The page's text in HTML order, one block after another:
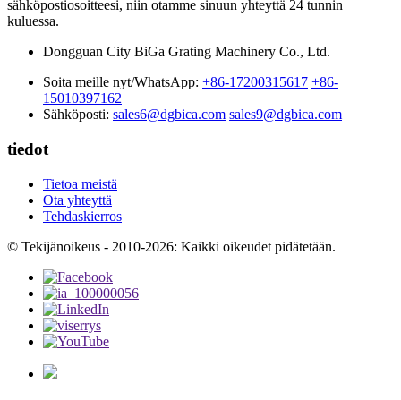
sähköpostiosoitteesi, niin otamme sinuun yhteyttä 24 tunnin
kuluessa.
Dongguan City BiGa Grating Machinery Co., Ltd.
Soita meille nyt/WhatsApp: +86-17200315617 +86-
15010397162
Sähköposti: sales6@dgbica.com sales9@dgbica.com
tiedot
Tietoa meistä
Ota yhteyttä
Tehdaskierros
© Tekijänoikeus - 2010-2026: Kaikki oikeudet pidätetään.